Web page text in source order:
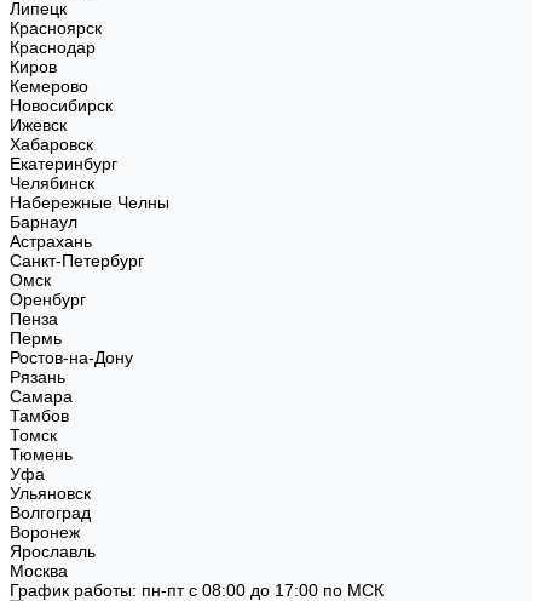
Липецк
Красноярск
Краснодар
Киров
Кемерово
Новосибирск
Ижевск
Хабаровск
Екатеринбург
Челябинск
Набережные Челны
Барнаул
Астрахань
Санкт-Петербург
Омск
Оренбург
Пенза
Пермь
Ростов-на-Дону
Рязань
Самара
Тамбов
Томск
Тюмень
Уфа
Ульяновск
Волгоград
Воронеж
Ярославль
Москва
График работы: пн-пт с 08:00 до 17:00 по МСК